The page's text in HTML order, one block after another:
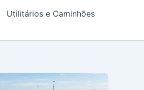
Utilitários e Caminhões